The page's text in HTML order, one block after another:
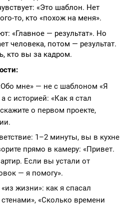
«Это шаблон. Нет
то, кто «похож на меня».
«Главное — результат». Но
человека, потом — результат.
кто вы за кадром.
мне» — не с шаблоном «Я
с историей: «Как я стал
о первом проекте,
1–2 минуты, вы в кухне
прямо в камеру: «Привет.
Если вы устали от
— я помогу».
жизни»: как я спасал
«Сколько времени